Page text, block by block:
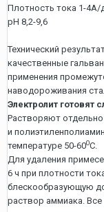
Плотность тока 1-4А/
рН 8,2-9,6
Технический
качественные
применения
наводороживания
Электролит
Растворяют
и
температуре 50-600С.
Для удаления
6 ч при плотности
блескообразующую
раствор аммиака. Все